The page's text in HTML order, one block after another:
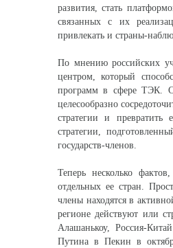
развития, стать
связанных с их
привлекать и страны-
По мнению российских
центром, который
программ в сфере ТЭК. С
целесообразно
стратегии и превратить
стратегии,
государств-членов.
Теперь несколько
отдельных ее стран.
члены находятся в
регионе действуют или
Алашанькоу, Россия-
Путина в Пекин в